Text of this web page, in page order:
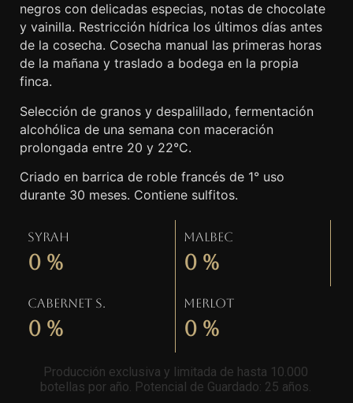
negros con delicadas especias, notas de chocolate
y vainilla. Restricción hídrica los últimos días antes
de la cosecha. Cosecha manual las primeras horas
de la mañana y traslado a bodega en la propia
finca.
Selección de granos y despalillado, fermentación
alcohólica de una semana con maceración
prolongada entre 20 y 22°C.
Criado en barrica de roble francés de 1° uso
durante 30 meses. Contiene sulfitos.
Syrah
0 %
Malbec
0 %
Cabernet S.
0 %
Merlot
0 %
Producción exclusiva y limitada de hasta 10.000
botellas por año. Potencial de Guardado: 25 años